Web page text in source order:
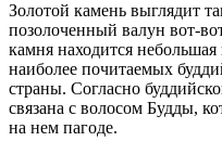
Золотой камень выглядит
позолоченный валун вот-
камня находится
наиболее почитаемых
страны. Согласно
связана с волосом Будды,
на нем пагоде.